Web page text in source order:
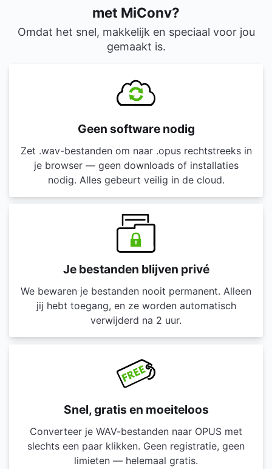
met MiConv?
Omdat het snel, makkelijk en speciaal voor jou
gemaakt is.
Geen software nodig
Zet .wav-bestanden om naar .opus rechtstreeks in
je browser — geen downloads of installaties
nodig. Alles gebeurt veilig in de cloud.
Je bestanden blijven privé
We bewaren je bestanden nooit permanent. Alleen
jij hebt toegang, en ze worden automatisch
verwijderd na 2 uur.
Snel, gratis en moeiteloos
Converteer je WAV-bestanden naar OPUS met
slechts een paar klikken. Geen registratie, geen
limieten — helemaal gratis.